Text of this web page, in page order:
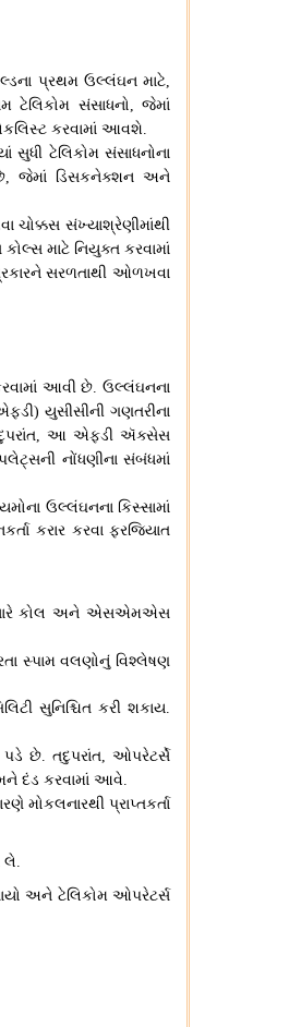
પ્રથમ ઉલ્લંઘન માટે,
ટેલિકોમ સંસાધનો,જેમાં
કરવામાં આવશે.
સુધી ટેલિકોમ સંસાધનોના
, જેમાં ડિસકનેક્શન અને
ચોક્કસ સંખ્યાશ્રેણીમાંથી
માટે નિયુક્ત કરવામાં
સરળતાથી ઓળખવા
આવી છે.ઉલ્લંઘનના
)યુસીસીની ગણતરીના
, આ એફડી ઍક્સેસ
નોંધણીના સંબંધમાં
ઉલ્લંઘનના કિસ્સામાં
કરાર કરવા ફરજિયાત
કોલ અને એસએમએસ
સ્પામ વલણોનું વિશ્લેષણ
સુનિશ્ચિત કરી શકાય.
પડે છે. તદુપરાંત, ઓપરેટર્સે
દંડ કરવામાં આવે.
મોકલનારથી પ્રાપ્તકર્તા
લે.
અને ટેલિકોમ ઓપરેટર્સ